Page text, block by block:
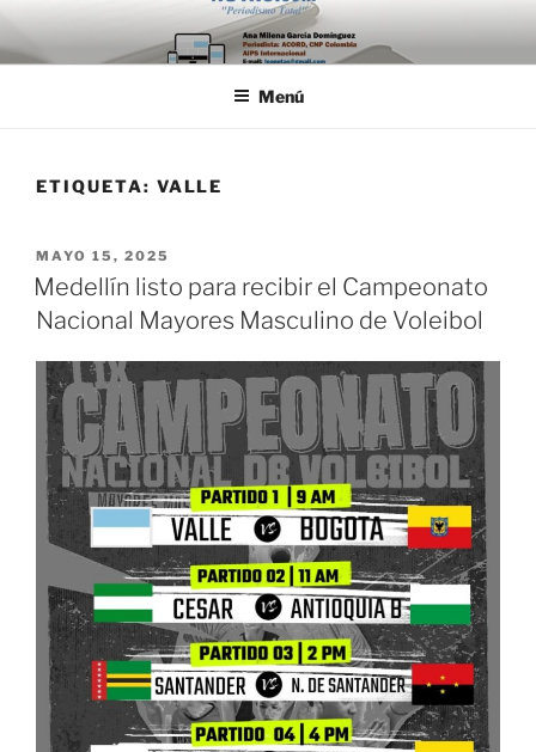
Saltar
al
contenido
Menú
ETIQUETA: VALLE
PUBLICADO
EL
MAYO 15, 2025
Medellín listo para recibir el Campeonato
Nacional Mayores Masculino de Voleibol